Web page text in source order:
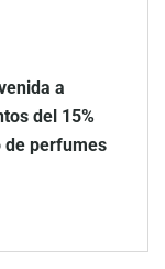
a
del 15%
de perfumes